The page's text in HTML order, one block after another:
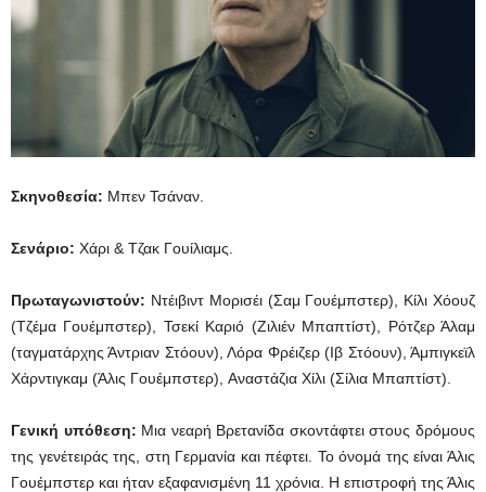
Σκηνοθεσία: Μπεν Τσάναν.
Σενάριο: Χάρι & Τζακ Γουίλιαμς.
Πρωταγωνιστούν: Ντέιβιντ Μορισέι (Σαμ Γουέμπστερ), Κίλι Χόουζ
(Τζέμα Γουέμπστερ), Τσεκί Καριό (Ζιλιέν Μπαπτίστ), Ρότζερ Άλαμ
(ταγματάρχης Άντριαν Στόουν), Λόρα Φρέιζερ (Ιβ Στόουν), Άμπιγκεϊλ
Χάρντιγκαμ (Άλις Γουέμπστερ), Αναστάζια Χίλι (Σίλια Μπαπτίστ)
Γενική υπόθεση: Μια νεαρή Βρετανίδα σκοντάφτει στους δρόμους
της γενέτειράς της, στη Γερμανία και πέφτει. Το όνομά της είναι Άλις
Γουέμπστερ και ήταν εξαφανισμένη 11 χρόνια. Η επιστροφή της Άλις